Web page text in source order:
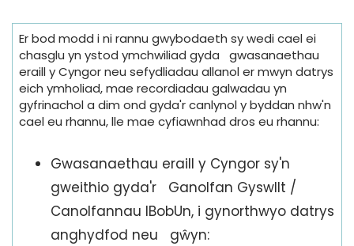
Er bod modd i ni rannu gwybodaeth sy wedi cael ei
chasglu yn ystod ymchwiliad gyda gwasanaethau
eraill y Cyngor neu sefydliadau allanol er mwyn datrys
eich ymholiad, mae recordiadau galwadau yn
gyfrinachol a dim ond gyda'r canlynol y byddan nhw'n
cael eu rhannu, lle mae cyfiawnhad dros eu rhannu:
Gwasanaethau eraill y Cyngor sy'n
gweithio gyda'r Ganolfan Gyswllt /
Canolfannau IBobUn, i gynorthwyo datrys
anghydfod neu gŵyn: